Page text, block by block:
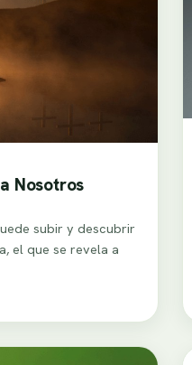
Nosotros
subir y descubrir
el que se revela a